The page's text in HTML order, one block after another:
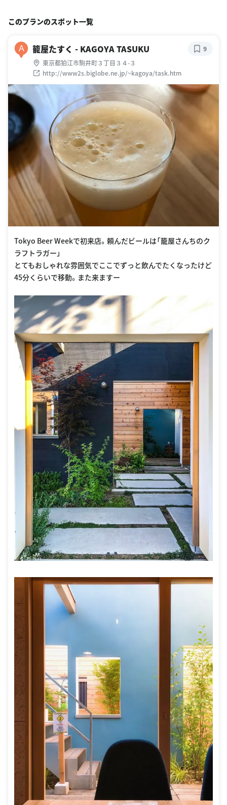
このプランのスポット一覧
A 籠屋たすく - KAGOYA TASUKU
東京都狛江市駒井町３丁目３４-３
http://www2s.biglobe.ne.jp/~kagoya/task.htm
9
Tokyo Beer Weekで初来店。頼んだビールは「籠屋さんちのク
ラフトラガー」
とてもおしゃれな雰囲気でここでずっと飲んでたくなったけど
45分くらいで移動。また来ますー